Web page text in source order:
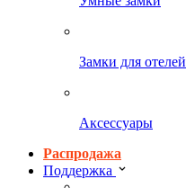
Замки для отелей
Аксессуары
Распродажа
Поддержка